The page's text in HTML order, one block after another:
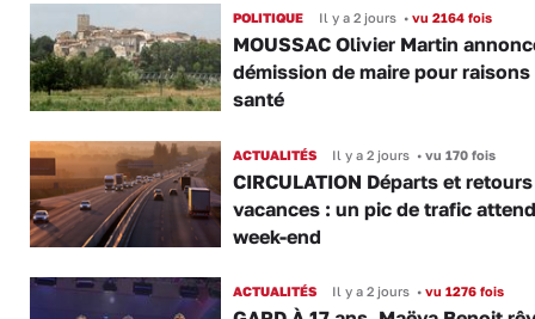
POLITIQUE Il y a 2 jours •vu 2164 fois
MOUSSAC Olivier Martin
démission de maire pour raisons
santé
ACTUALITÉS Il y a 2 jours •vu 170 fois
CIRCULATION Départs et
vacances : un pic de trafic
week-end
ACTUALITÉS Il y a 2 jours •vu 1276 fois